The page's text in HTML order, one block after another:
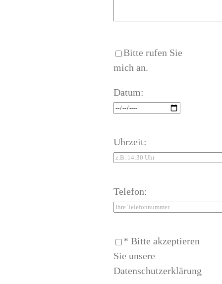
Bitte rufen Sie
mich an.
Datum:
Uhrzeit:
Telefon:
* Bitte akzeptieren
Sie unsere
Datenschutzerklärung